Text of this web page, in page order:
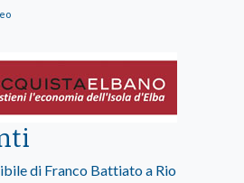
di Franco Battiato a Rio